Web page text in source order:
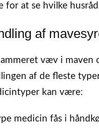
for at se hvilke
af
væv i maven
af de fleste
kan være:
medicin fås i